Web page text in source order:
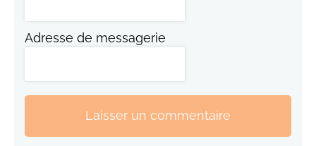
Adresse de messagerie
Laisser un commentaire